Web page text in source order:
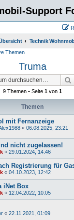
Support
Technik
Themen
Truma
9 Themen • Seite 1 von 1
Themen
mit Fernanzeige
« 06.08.2025, 23:21
nicht zugelassen!
« 29.01.2024, 14:46
Registrierung für
« 04.10.2023, 12:42
iNet Box
« 12.04.2022, 10:05
« 22.11.2021, 01:09